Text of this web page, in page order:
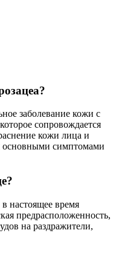
заболевание кожи с
сопровождается
кожи лица и
основными симптомами
настоящее время
предрасположенность,
на раздражители,